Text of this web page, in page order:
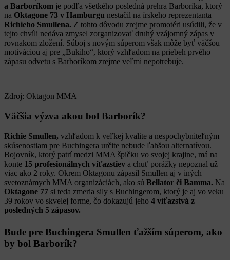
a Barboríkom je podľa všetkého posledná prehra Barboríka, ktorý
na Oktagone 73 v Hamburgu nestačil na írskeho reprezentanta
Richieho Smullena. Z tohto dôvodu zrejme promotéri usúdili, že v
tejto chvíli nedáva zmysel zorganizovať druhý vzájomný zápas v
rovnakom zložení. Súboj s novým súperom však môže byť väčšou
motiváciou aj pre „Bukiho“, ktorý vzhľadom na priebeh prvého
zápasu odvetu s Barboríkom zrejme veľmi nepotrebuje.
Zdroj: Oktagon MMA
Väčšia výzva akou bol Barborík?
Richie Smullen, vzhľadom k veľkej kvalite a nespochybniteľným
skúsenostiam pre Buchingera určite nebude ľahšou alternatívou.
Bojovník, ktorý patrí medzi MMA špičku vo svojej krajine, má na
konte 15 profesionálnych víťazstiev a chuť porážky nepoznal už
viac ako 2 roky. Okrem Oktagonu zápasil Smullen aj v iných
svetoznámych MMA organizáciách, ako sú Bellator či Bamma. Na
Oktagone 77 si teda zmeria sily s Buchingerom, ktorý je aj vo veku
39 rokov vo skvelej forme, čo dokazujú jeho 4 víťazstvá z
posledných 5 zápasov.
Bude pre Buchingera Smullen ťažším súperom, ako
by bol Barborík?